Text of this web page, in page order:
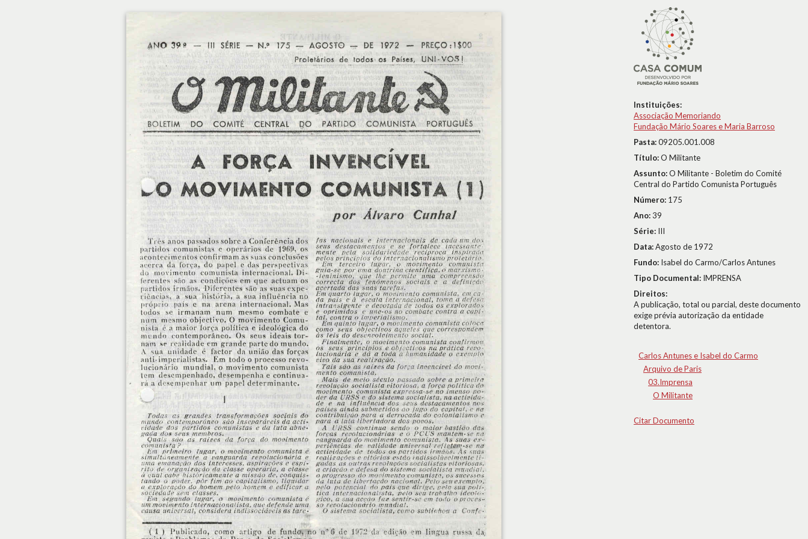
Instituições:
Associação Memoriando
Fundação Mário Soares e Maria Barroso
Pasta:09205.001.008
Título:O Militante
Assunto:O Militante - Boletim do Comité
Central do Partido Comunista Português
Número: 175
Ano:39
Série: III
Data:Agosto de 1972
Fundo: Isabel do Carmo/Carlos Antunes
Tipo Documental: IMPRENSA
Direitos:
A publicação, total ou parcial, deste documento
exige prévia autorização da entidade
detentora.
Carlos Antunes e Isabel do Carmo
Arquivo de Paris
03.Imprensa
O Militante
Citar Documento